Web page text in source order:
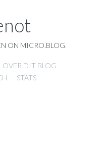
ON MICRO.BLOG
OVER DIT BLOG
STATS